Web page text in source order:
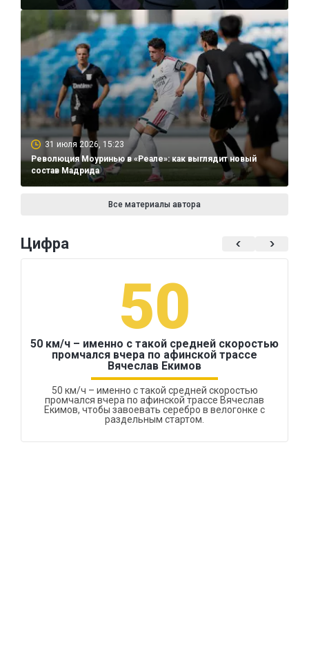
31 июля 2026, 15:23
Революция Моуринью в «Реале»: как выглядит новый
состав Мадрида
Все материалы автора
Цифра
50
50 км/ч – именно с такой средней скоростью
промчался вчера по афинской трассе
Вячеслав Екимов
50 км/ч – именно с такой средней скоростью
промчался вчера по афинской трассе Вячеслав
Екимов, чтобы завоевать серебро в велогонке с
раздельным стартом.